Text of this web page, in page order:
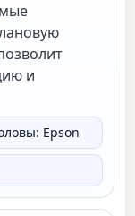
и
Epson